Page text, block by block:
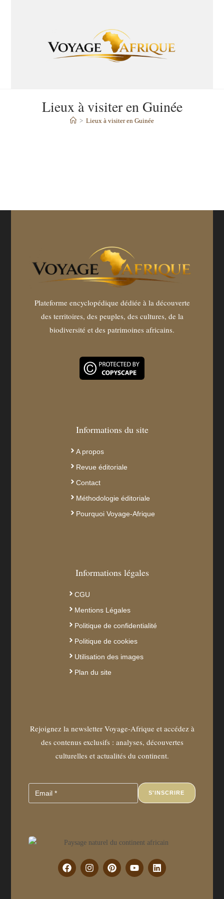
Lieux à visiter en Guinée
> Lieux à visiter en Guinée
Plateforme encyclopédique dédiée à la découverte
des territoires, des peuples, des cultures, de la
biodiversité et des patrimoines africains.
Informations du site
A propos
Revue éditoriale
Contact
Méthodologie éditoriale
Pourquoi Voyage-Afrique
Informations légales
CGU
Mentions Légales
Politique de confidentialité
Politique de cookies
Utilisation des images
Plan du site
Rejoignez la newsletter Voyage-Afrique et accédez à
des contenus exclusifs : analyses, découvertes
culturelles et actualités du continent.
S'INSCRIRE